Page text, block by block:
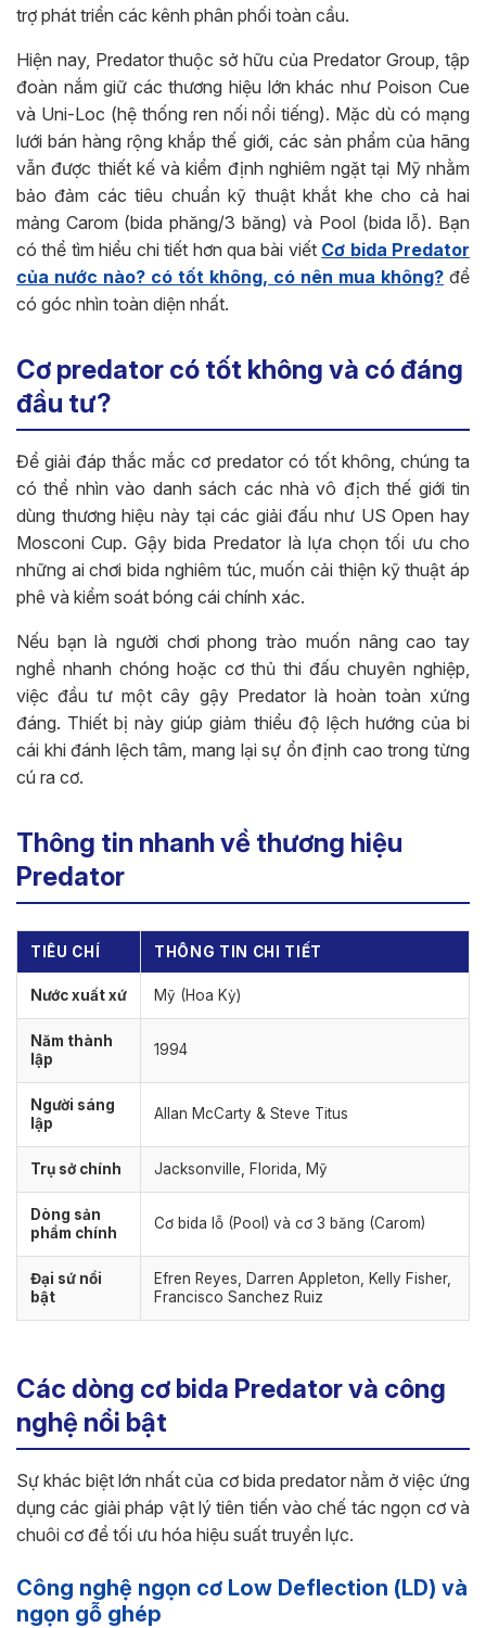
trợ phát triển các kênh phân phối toàn cầu.
Hiện nay, Predator thuộc sở hữu của Predator Group, tập
đoàn nắm giữ các thương hiệu lớn khác như Poison Cue
và Uni-Loc (hệ thống ren nối nổi tiếng). Mặc dù có mạng
lưới bán hàng rộng khắp thế giới, các sản phẩm của hãng
vẫn được thiết kế và kiểm định nghiêm ngặt tại Mỹ nhằm
bảo đảm các tiêu chuẩn kỹ thuật khắt khe cho cả hai
mảng Carom (bida phăng/3 băng) và Pool (bida lỗ). Bạn
có thể tìm hiểu chi tiết hơn qua bài viết Cơ bida Predator
của nước nào? có tốt không, có nên mua không? để
có góc nhìn toàn diện nhất.
Cơ predator có tốt không và có đáng
đầu tư?
Để giải đáp thắc mắc cơ predator có tốt không, chúng ta
có thể nhìn vào danh sách các nhà vô địch thế giới tin
dùng thương hiệu này tại các giải đấu như US Open hay
Mosconi Cup. Gậy bida Predator là lựa chọn tối ưu cho
những ai chơi bida nghiêm túc, muốn cải thiện kỹ thuật áp
phê và kiểm soát bóng cái chính xác.
Nếu bạn là người chơi phong trào muốn nâng cao tay
nghề nhanh chóng hoặc cơ thủ thi đấu chuyên nghiệp,
việc đầu tư một cây gậy Predator là hoàn toàn xứng
đáng. Thiết bị này giúp giảm thiểu độ lệch hướng của bi
cái khi đánh lệch tâm, mang lại sự ổn định cao trong từng
cú ra cơ.
Thông tin nhanh về thương hiệu
Predator
TIÊU CHÍ THÔNG TIN CHI TIẾT
Nước xuất xứ Mỹ (Hoa Kỳ)
Năm thành
lập
1994
Người sáng
lập
Allan McCarty & Steve Titus
Trụ sở chính Jacksonville, Florida, Mỹ
Dòng sản
phẩm chính
Cơ bida lỗ (Pool) và cơ 3 băng (Carom)
Đại sứ nổi
bật
Efren Reyes, Darren Appleton, Kelly Fisher,
Francisco Sanchez Ruiz
Các dòng cơ bida Predator và công
nghệ nổi bật
Sự khác biệt lớn nhất của cơ bida predator nằm ở việc ứng
dụng các giải pháp vật lý tiên tiến vào chế tác ngọn cơ và
chuôi cơ để tối ưu hóa hiệu suất truyền lực.
Công nghệ ngọn cơ Low Deflection (LD) và
ngọn gỗ ghép